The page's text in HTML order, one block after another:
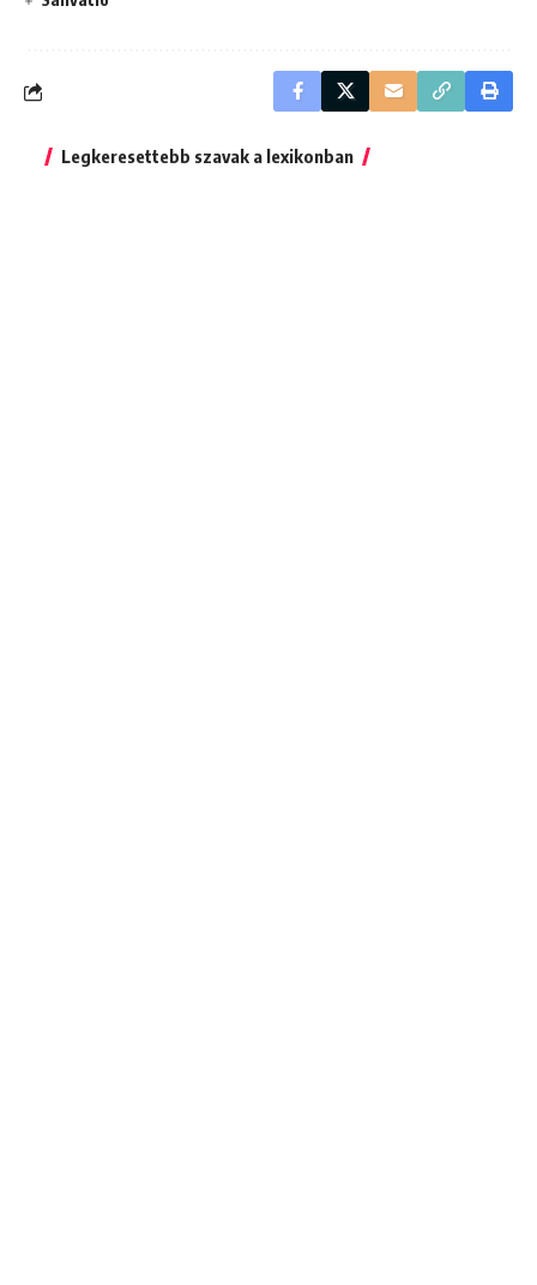
Legkeresettebb szavak a lexikonban